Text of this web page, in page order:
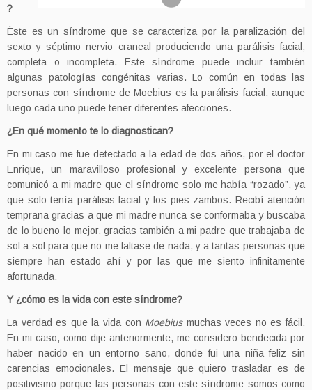
?
Éste es un síndrome que se caracteriza por la paralización del
sexto y séptimo nervio craneal produciendo una parálisis facial,
completa o incompleta. Este síndrome puede incluir también
algunas patologías congénitas varias. Lo común en todas las
personas con síndrome de Moebius es la parálisis facial, aunque
luego cada uno puede tener diferentes afecciones.
¿En qué momento te lo diagnostican?
En mi caso me fue detectado a la edad de dos años, por el doctor
Enrique, un maravilloso profesional y excelente persona que
comunicó a mi madre que el síndrome solo me había “rozado”, ya
que solo tenía parálisis facial y los pies zambos. Recibí atención
temprana gracias a que mi madre nunca se conformaba y buscaba
de lo bueno lo mejor, gracias también a mi padre que trabajaba de
sol a sol para que no me faltase de nada, y a tantas personas que
siempre han estado ahí y por las que me siento infinitamente
afortunada.
Y ¿cómo es la vida con este síndrome?
La verdad es que la vida con Moebiusmuchas veces no es fácil.
En mi caso, como dije anteriormente, me considero bendecida por
haber nacido en un entorno sano, donde fui una niña feliz sin
carencias emocionales. El mensaje que quiero trasladar es de
positivismo porque las personas con este síndrome somos como